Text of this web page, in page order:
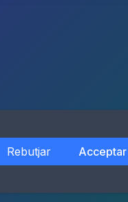
Rebutjar Acceptar